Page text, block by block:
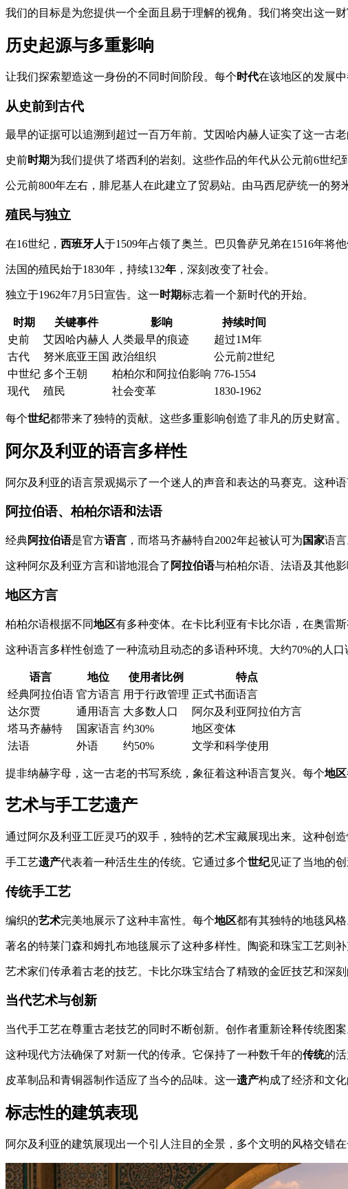
我们的目标是为您提供一个全面且易于理解的视角。我们将突出这一财
历史起源与多重影响
让我们探索塑造这一身份的不同时间阶段。每个 时代在该地区的发展
从史前到古代
最早的证据可以追溯到超过一百万年前。艾因哈内赫人证实了这一古老
史前时期为我们提供了塔西利的岩刻。这些作品的年代从公元前6世纪
公元前800年左右，腓尼基人在此建立了贸易站。由马西尼萨统一的努
殖民与独立
在16世纪， 西班牙人于1509年占领了奥兰。巴贝鲁萨兄弟在1516年将他
法国的殖民始于1830年，持续132年 ，深刻改变了社会。
独立于1962年7月5日宣告。这一 时期标志着一个新时代的开始。
时期 关键事件 影响
持续时间
史前
艾因哈内赫人 人类最早的痕迹
超过1M年
古代
努米底亚王国 政治组织
公元前2世纪
中世纪 多个王朝 柏柏尔和阿拉伯影响 776-1554
现代
殖民 社会变革 1830-1962
每个世纪都带来了独特的贡献。这些多重影响创造了非凡的历史财富。
阿尔及利亚的语言多样性
阿尔及利亚的语言景观揭示了一个迷人的声音和表达的马赛克。这种
阿拉伯语、柏柏尔语和法语
经典阿拉伯语是官方语言 ，而塔马齐赫特自2002年起被认可为 国家语
这种阿尔及利亚方言和谐地混合了 阿拉伯语与柏柏尔语、法语及其他
地区方言
柏柏尔语根据不同地区有多种变体。在卡比利亚有卡比尔语，在奥雷
这种语言多样性创造了一种流动且动态的多语种环境。大约70%的人口
语言 地位 使用者比例
特点
经典阿拉伯语 官方语言 用于行政管理 正式书面语言
达尔贾
通用语言 大多数人口
阿尔及利亚阿拉伯方言
塔马齐赫特
国家语言 约30%
地区变体
法语
外语 约50% 文学和科学使用
提非纳赫字母，这一古老的书写系统，象征着这种语言复兴。每个地区
艺术与手工艺遗产
通过阿尔及利亚工匠灵巧的双手，独特的艺术宝藏展现出来。这种创造
手工艺遗产代表着一种活生生的传统。它通过多个世纪见证了当地的创
传统手工艺
编织的艺术完美地展示了这种丰富性。每个地区都有其独特的地毯风格
著名的特莱门森和姆扎布地毯展示了这种多样性。陶瓷和珠宝工艺则补
艺术家们传承着古老的技艺。卡比尔珠宝结合了精致的金匠技艺和深刻
当代艺术与创新
当代手工艺在尊重古老技艺的同时不断创新。创作者重新诠释传统图案
这种现代方法确保了对新一代的传承。它保持了一种数千年的传统的活
皮革制品和青铜器制作适应了当今的品味。这一遗产构成了经济和文化
标志性的建筑表现
阿尔及利亚的建筑展现出一个引人注目的全景，多个文明的风格交错